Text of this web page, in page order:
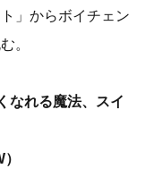
」からボイチェン
。
なれる魔法、スイ